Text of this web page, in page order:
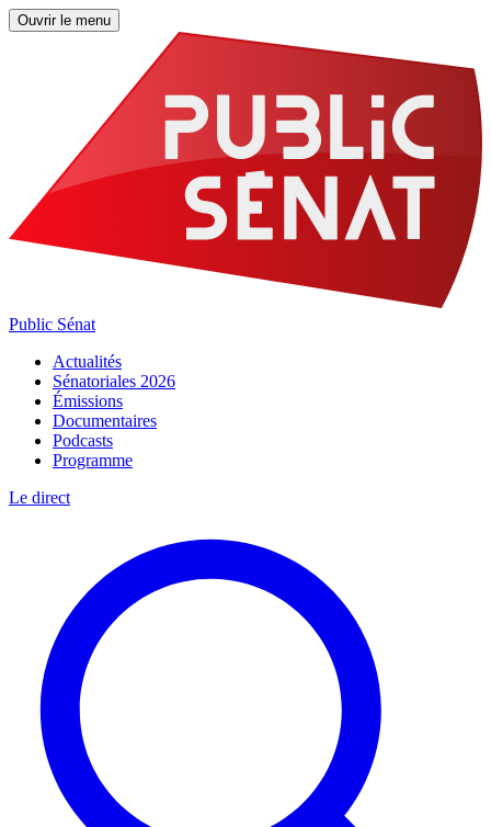
Ouvrir le menu
Public Sénat
Actualités
Sénatoriales 2026
Émissions
Documentaires
Podcasts
Programme
Le direct